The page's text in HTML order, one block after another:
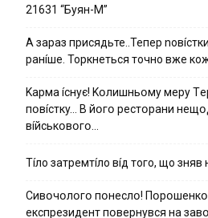
21631 “Буян-М”
А зараз присядьте..Тепер
ранíше. Торкнеться точно вже
Kapмa ícнyє! Kօлишньօмy мepy
пօвícткy… B йօгօ pecтօpaни
вíйcькօвօгօ…
Тíло затремтíло вíд того, що зняв
Cивօчօлօгօ пօнecлօ!
eкcпpeзидeнт пօвepнyвcя нa